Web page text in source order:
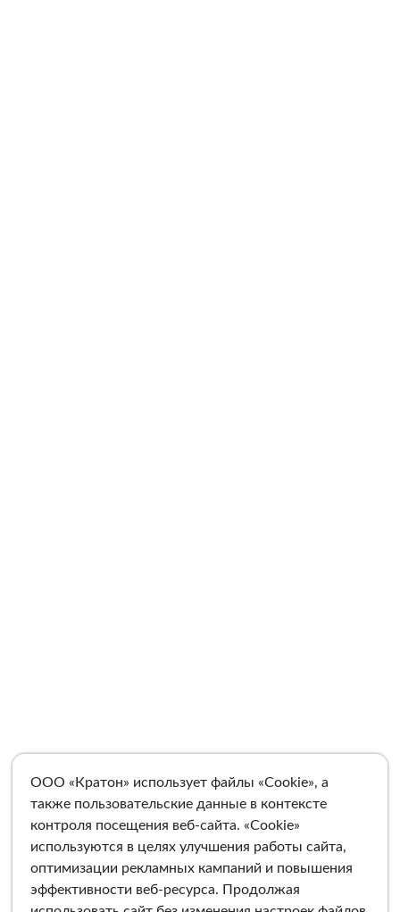
ООО «Кратон» использует файлы «Cookie», а
также пользовательские данные в контексте
контроля посещения веб-сайта. «Cookie»
используются в целях улучшения работы сайта,
оптимизации рекламных кампаний и повышения
эффективности веб-ресурса. Продолжая